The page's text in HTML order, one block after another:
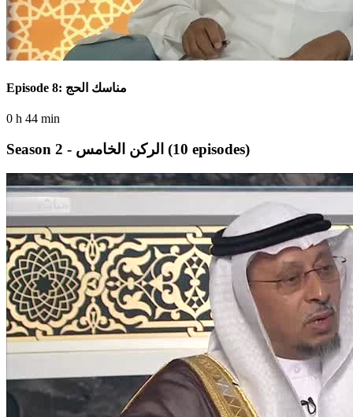
Episode 8: مناسك الحج
0 h 44 min
(10 episodes)